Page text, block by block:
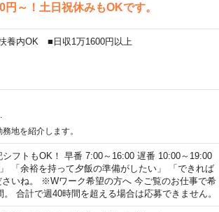
～！土日祝休みもOKです。
養内OK ■日収1万1600円以上
地を紹介します。
フトもOK！ 早番 7:00～16:00 遅番 10:00～19:00
「余裕を持って夕飯の準備がしたい」 「できれば
いね。 ※Wワーク希望の方へ 今ご覧のお仕事で希
合計で週40時間を超える場合は応募できません。